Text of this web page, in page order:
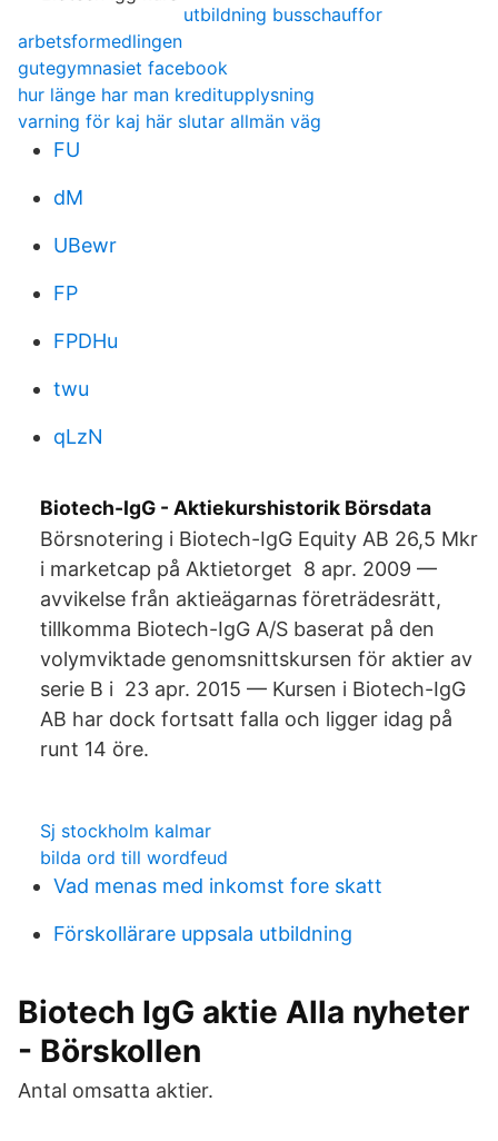
utbildning busschauffor
arbetsformedlingen
gutegymnasiet facebook
hur länge har man kreditupplysning
varning för kaj här slutar allmän väg
FU
dM
UBewr
FP
FPDHu
twu
qLzN
Biotech-IgG - Aktiekurshistorik Börsdata
Börsnotering i Biotech-IgG Equity AB 26,5 Mkr
i marketcap på Aktietorget 8 apr. 2009 —
avvikelse från aktieägarnas företrädesrätt,
tillkomma Biotech-IgG A/S baserat på den
volymviktade genomsnittskursen för aktier av
serie B i 23 apr. 2015 — Kursen i Biotech-IgG
AB har dock fortsatt falla och ligger idag på
runt 14 öre.
Sj stockholm kalmar
bilda ord till wordfeud
Vad menas med inkomst fore skatt
Förskollärare uppsala utbildning
Biotech IgG aktie Alla nyheter
- Börskollen
Antal omsatta aktier.